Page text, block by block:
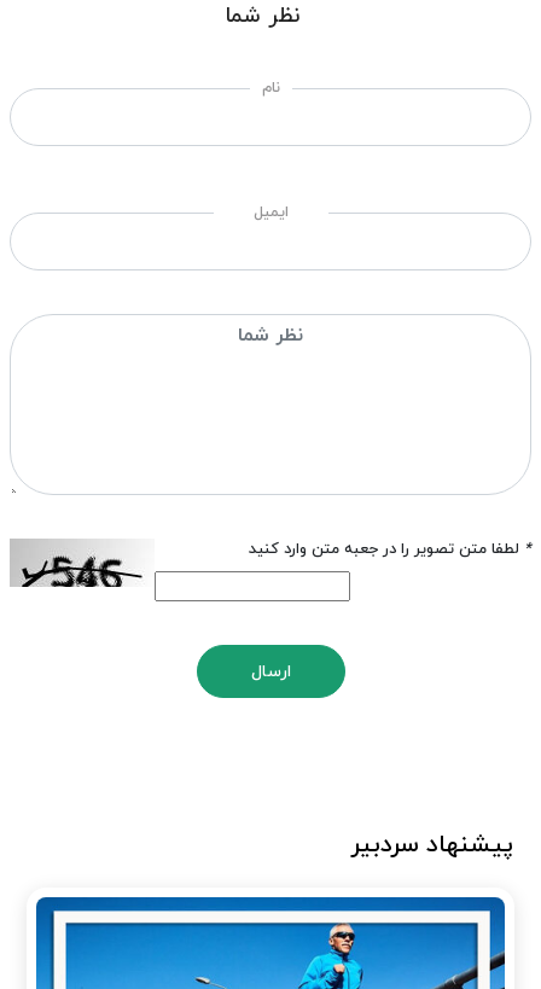
نظر شما
نام
ایمیل
* لطفا متن تصویر را در جعبه متن وارد کنید
ارسال
پیشنهاد سردبیر